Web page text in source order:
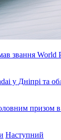
звання World
призом в
Наступний